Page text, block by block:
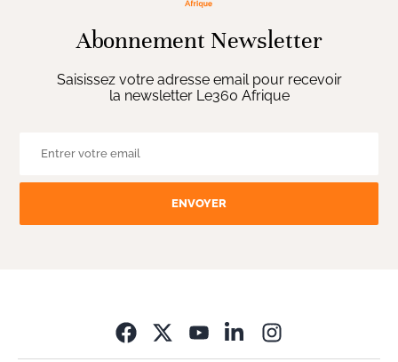
Abonnement Newsletter
Saisissez votre adresse email pour recevoir
la newsletter Le360 Afrique
ENVOYER